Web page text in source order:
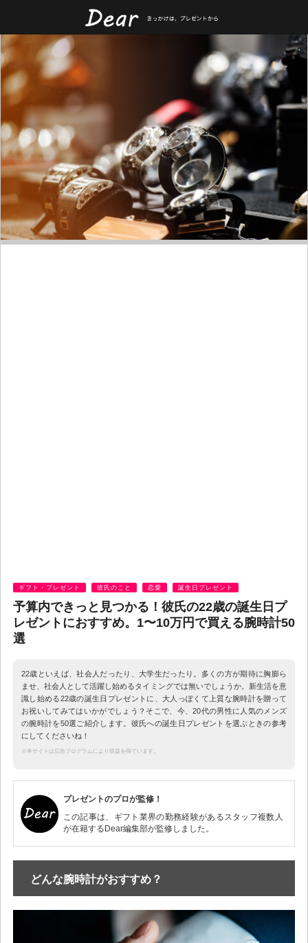
ギフト・プレゼント 彼氏のこと 恋愛 誕生日プレゼント
予算内できっと見つかる！彼氏の22歳の誕生日プ
レゼントにおすすめ。1〜10万円で買える腕時計50
選
22歳といえば、社会人だったり、大学生だったり。多くの方が期待に胸膨ら
ませ、社会人として活躍し始めるタイミングでは無いでしょうか。新生活を意
識し始める22歳の誕生日プレゼントに、大人っぽくて上質な腕時計を贈って
お祝いしてみてはいかがでしょう？そこで、今、20代の男性に人気のメンズ
の腕時計を50選ご紹介します。彼氏への誕生日プレゼントを選ぶときの参考
にしてくださいね！
※本サイトは広告プログラムにより収益を得ています。
プレゼントのプロが監修！
この記事は、ギフト業界の勤務経験があるスタッフ複数人
が在籍するDear編集部が監修しました。
どんな腕時計がおすすめ？